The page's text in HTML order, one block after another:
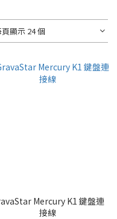
頁顯示 24 個
Mercury K1 鍵盤連
接線